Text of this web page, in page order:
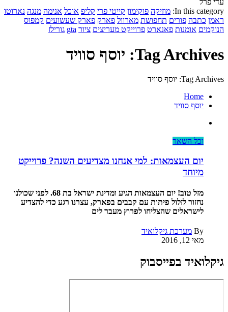
עדי פרל
In this category: מוזיקה פוקימון קייטי פרי קליפ אוכל אנימה מנגה נארוטו
ראמן כתבה פורים תחפושת מארוול פארק פארק שעשועים קמפוס
הנוקמים אומנות פאנארט פרוייקט מעריצים ציור gta גורילז
Tag Archives: יוסף סוויד
Tag Archives: יוסף סוויד
Home
יוסף סוויד
וכל השאר
יום העצמאות: למי אנחנו מצדיעים השנה? פרוייקט
מיוחד
מזל טוב! יום העצמאות הגיע ומדינת ישראל בת 68. לפני שכולנו
נחזור לזלול פיתות עם קבבים בפארק, עצרנו רגע כדי להצדיע
לישראלים שהצליחו לפרוץ מעבר לים
By מערכת גיקלואיד
מאי 12, 2016
גיקלואיד בפייסבוק